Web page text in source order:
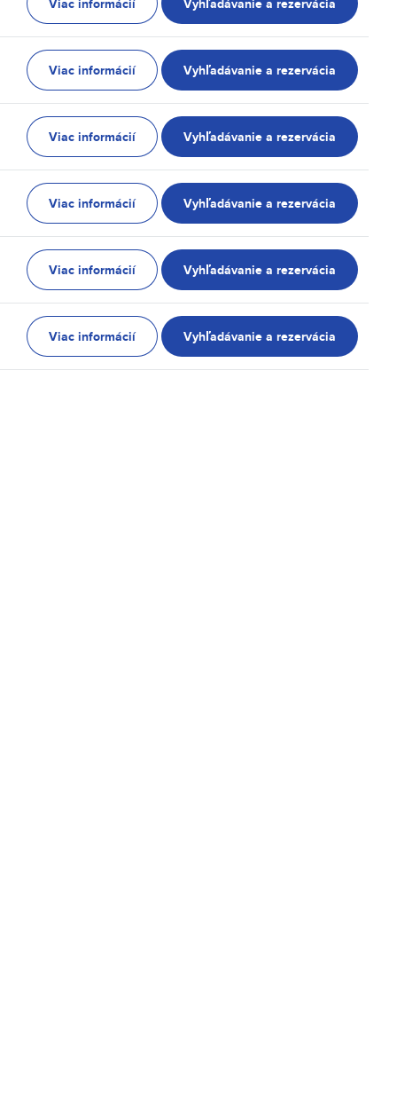
Viac informácií Vyhľadávanie a rezervácia
Viac informácií Vyhľadávanie a rezervácia
Viac informácií Vyhľadávanie a rezervácia
Viac informácií Vyhľadávanie a rezervácia
Viac informácií Vyhľadávanie a rezervácia
Viac informácií Vyhľadávanie a rezervácia